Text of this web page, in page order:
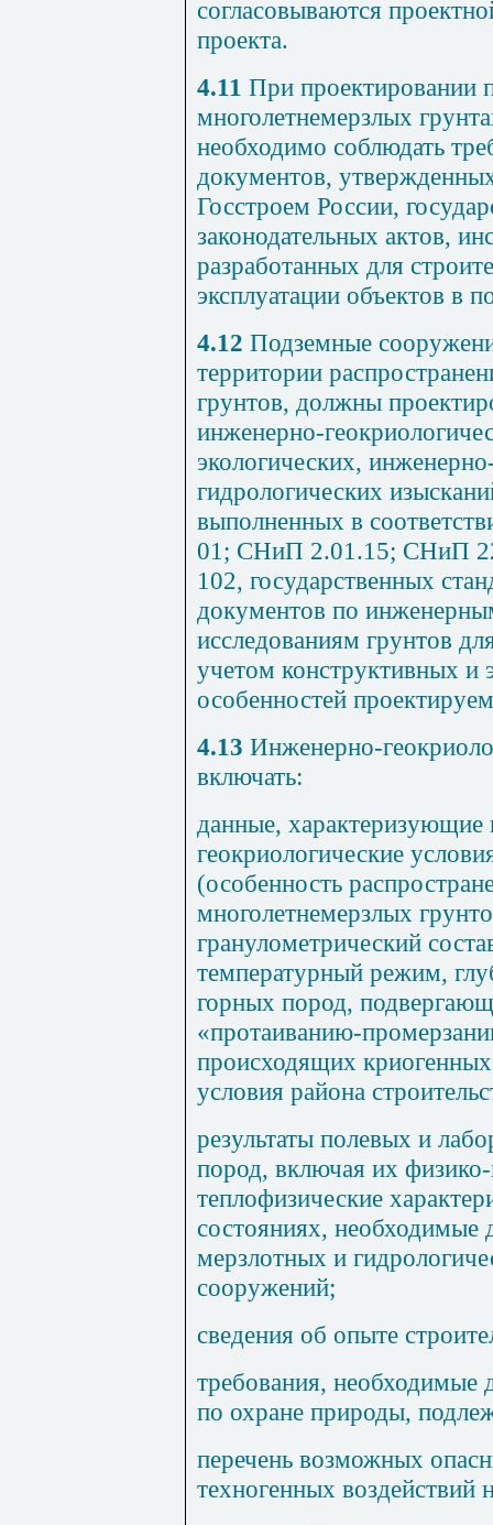
согласовываются
проекта.
4.11 При проектировании
многолетнемерзлых
необходимо соблюдать
документов,
Госстроем России,
законодательных актов,
разработанных для
эксплуатации объектов в
4.12 Подземные
территории
грунтов, должны
инженерно-
экологических,
гидрологических
выполненных в
01; СНиП 2.01.15; СНиП
102, государственных
документов по
исследованиям грунтов
учетом конструктивных и
особенностей
4.13 Инженерно-
включать:
данные,
геокриологические
(особенность
многолетнемерзлых
гранулометрический
температурный режим,
горных пород,
«протаиванию-
происходящих
условия района
результаты полевых и
пород, включая их
теплофизические
состояниях, необходимые
мерзлотных и
сооружений;
сведения об опыте
требования, необходимые
по охране природы,
перечень возможных
техногенных воздействий